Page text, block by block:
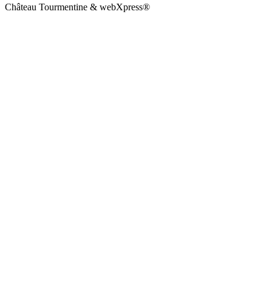
Château Tourmentine & webXpress®